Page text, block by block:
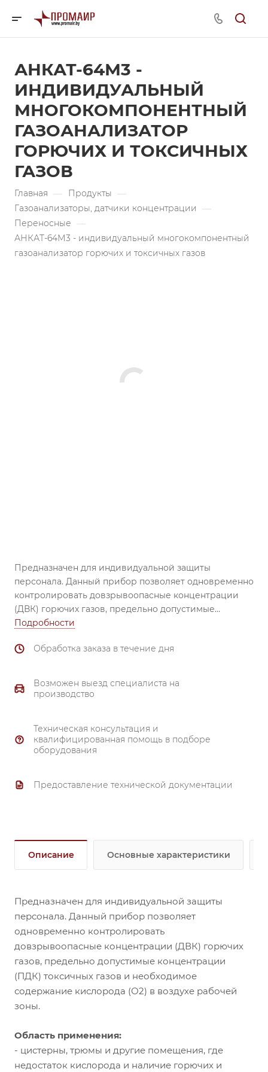
АНКАТ-64М3 -
ИНДИВИДУАЛЬНЫЙ
МНОГОКОМПОНЕНТНЫЙ
ГАЗОАНАЛИЗАТОР
ГОРЮЧИХ И ТОКСИЧНЫХ
ГАЗОВ
Главная — Продукты —
Газоанализаторы, датчики концентрации —
Переносные —
АНКАТ-64М3 - индивидуальный многокомпонентный
газоанализатор горючих и токсичных газов
Предназначен для индивидуальной защиты
персонала. Данный прибор позволяет одновременно
контролировать довзрывоопасные концентрации
(ДВК) горючих газов, предельно допустимые
концентрации (ПДК) токсичных газов и необходимое
Область применения:
недостаток кислорода и наличие горючих и
токсичных газов представляют угрозу здоровью или
- при производстве работ, в том числе огневых и
газоопасных, по ремонту магистральных
нефтепродуктов.
меха резинового). Отличительные особенности:
- Выдача световой, звуковой и вибросигнализации
«ТРЕВОГА» по команде оператора позволяет
предупредить других о непредвиденной угрозе;
- Функция предупреждения об окончании срока
к минимуму время простоя и пополнения товарных
запасов;
- Функция подсчета среднемесячного значения
концентрации по каждому из измеряемых
компонентов;
- Запрет или разрешение выключения
запрета;
- Повышенный уровень пылевлагозащиты IР 68 не
только дает возможность использовать
Подробности
Обработка заказа в течение дня
Возможен выезд специалиста на
производство
Техническая консультация и
квалифицированная помощь в подборе
оборудования
Предоставление технической документации
Описание Основные характеристики
Предназначен для индивидуальной защиты
персонала. Данный прибор позволяет
одновременно контролировать
довзрывоопасные концентрации (ДВК) горючих
газов, предельно допустимые концентрации
(ПДК) токсичных газов и необходимое
содержание кислорода (О2) в воздухе рабочей
зоны.
Область применения:
- цистерны, трюмы и другие помещения, где
недостаток кислорода и наличие горючих и